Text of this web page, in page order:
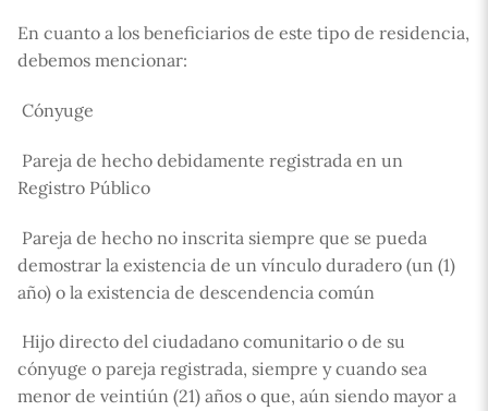
En cuanto a los beneficiarios de este tipo de residencia,
debemos mencionar:
 Cónyuge
 Pareja de hecho debidamente registrada en un
Registro Público
 Pareja de hecho no inscrita siempre que se pueda
demostrar la existencia de un vínculo duradero (un (1)
año) o la existencia de descendencia común
 Hijo directo del ciudadano comunitario o de su
cónyuge o pareja registrada, siempre y cuando sea
menor de veintiún (21) años o que, aún siendo mayor a